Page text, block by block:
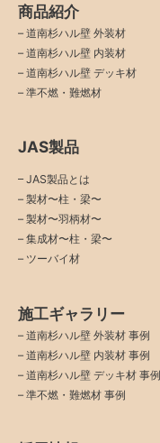
商品紹介
– 道南杉ハル壁 外装材
– 道南杉ハル壁 内装材
– 道南杉ハル壁 デッキ材
– 準不燃・難燃材
JAS製品
– JAS製品とは
– 製材〜柱・梁〜
– 製材〜羽柄材〜
– 集成材〜柱・梁〜
– ツーバイ材
施工ギャラリー
– 道南杉ハル壁 外装材 事例
– 道南杉ハル壁 内装材 事例
– 道南杉ハル壁 デッキ材 事例
– 準不燃・難燃材 事例